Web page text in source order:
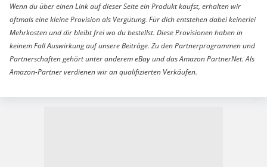
Wenn du über einen Link auf dieser Seite ein Produkt kaufst, erhalten wir
oftmals eine kleine Provision als Vergütung. Für dich entstehen dabei keinerlei
Mehrkosten und dir bleibt frei wo du bestellst. Diese Provisionen haben in
keinem Fall Auswirkung auf unsere Beiträge. Zu den Partnerprogrammen und
Partnerschaften gehört unter anderem eBay und das Amazon PartnerNet. Als
Amazon-Partner verdienen wir an qualifizierten Verkäufen.